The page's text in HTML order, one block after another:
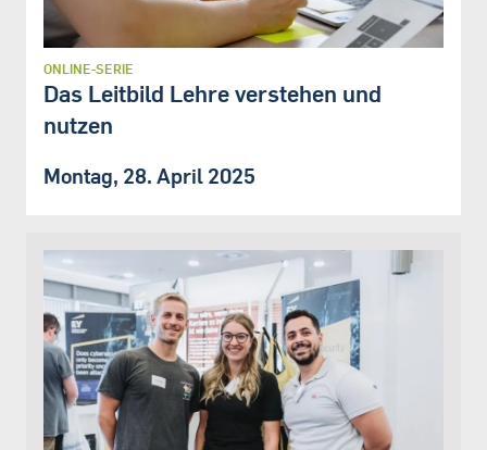
ONLINE-SERIE
Das Leitbild Lehre verstehen und
nutzen
Montag, 28. April 2025